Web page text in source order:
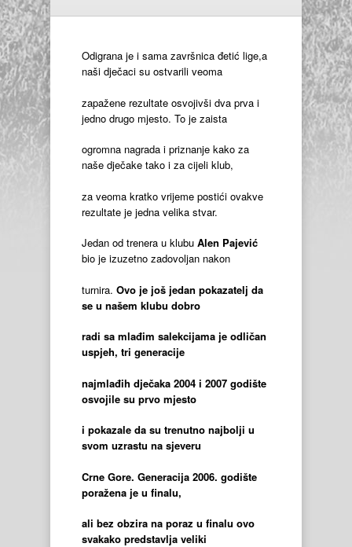
Odigrana je i sama završnica đetić lige,a
naši dječaci su ostvarili veoma
zapažene rezultate osvojivši dva prva i
jedno drugo mjesto. To je zaista
ogromna nagrada i priznanje kako za
naše dječake tako i za cijeli klub,
za veoma kratko vrijeme postići ovakve
rezultate je jedna velika stvar.
Jedan od trenera u klubu Alen Pajević
bio je izuzetno zadovoljan nakon
turnira. Ovo je još jedan pokazatelj da
se u našem klubu dobro
radi sa mlađim salekcijama je odličan
uspjeh, tri generacije
najmlađih dječaka 2004 i 2007 godište
osvojile su prvo mjesto
i pokazale da su trenutno najbolji u
svom uzrastu na sjeveru
Crne Gore. Generacija 2006. godište
poražena je u finalu,
ali bez obzira na poraz u finalu ovo
svakako predstavlja veliki